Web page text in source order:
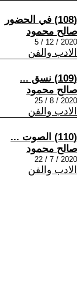
(108) في الحضور
صالح محمود
2020 / 12 / 5
الادب والفن
(109) نسق ...
صالح محمود
2020 / 8 / 25
الادب والفن
(110) الصوت ...
صالح محمود
2020 / 7 / 22
الادب والفن